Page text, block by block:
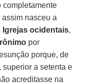
completamente
assim nasceu a
Igrejas ocidentais,
por
porque, de
superior a setenta e
acreditasse na